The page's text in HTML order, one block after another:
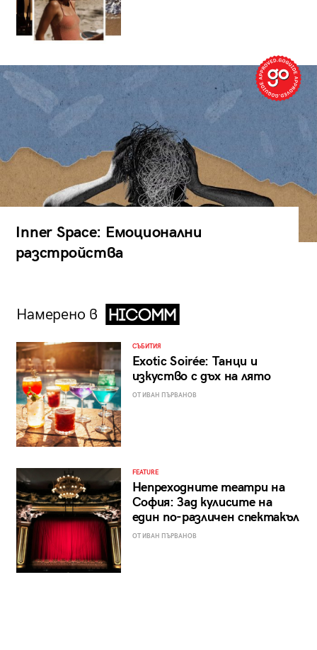
Inner Space: Емоционални
разстройства
Намерено в
СЪБИТИЯ
Exotic Soirée: Танци и
изкуство с дъх на лято
ОТ ИВАН ПЪРВАНОВ
FEATURE
Непреходните театри на
София: Зад кулисите на
един по-различен спектакъл
ОТ ИВАН ПЪРВАНОВ